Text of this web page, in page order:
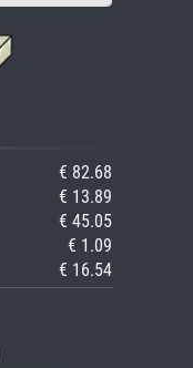
€ 82.68
€ 13.89
€ 45.05
€ 1.09
€ 16.54